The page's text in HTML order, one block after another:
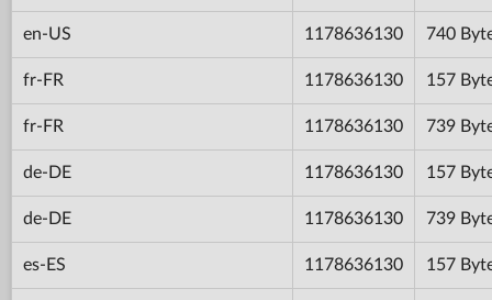
en-US 1178636130 740
fr-FR 1178636130 157
fr-FR 1178636130 739
de-DE 1178636130 157
de-DE 1178636130 739
es-ES 1178636130 157